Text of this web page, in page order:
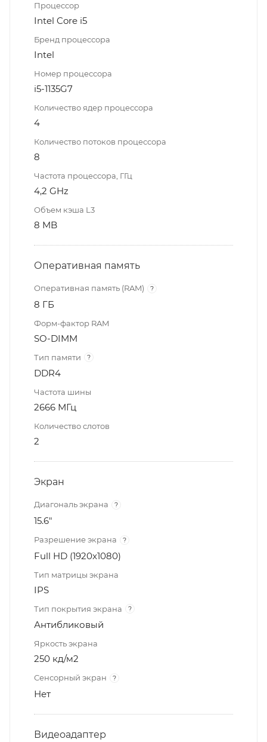
Процессор
Intel Core i5
Бренд процессора
Intel
Номер процессора
i5-1135G7
Количество ядер процессора
4
Количество потоков процессора
8
Частота процессора, ГГц
4,2 GHz
Объем кэша L3
8 MB
Оперативная память
Оперативная память (RAM) ?
8 ГБ
Форм-фактор RAM
SO-DIMM
Тип памяти ?
DDR4
Частота шины
2666 МГц
Количество слотов
2
Экран
Диагональ экрана ?
15.6"
Разрешение экрана ?
Full HD (1920x1080)
Тип матрицы экрана
IPS
Тип покрытия экрана ?
Антибликовый
Яркость экрана
250 кд/м2
Сенсорный экран ?
Нет
Видеоадаптер